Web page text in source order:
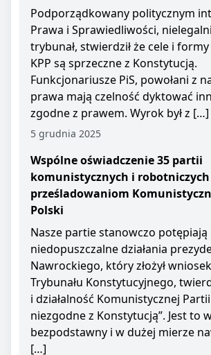
Podporządkowany politycznym
Prawa i Sprawiedliwości,
trybunał, stwierdził że cele i formy
KPP są sprzeczne z Konstytucją.
Funkcjonariusze PiS, powołani z
prawa mają czelność dyktować
zgodne z prawem. Wyrok był z […]
5 grudnia 2025
Wspólne oświadczenie 35 partii
komunistycznych i
prześladowaniom
Polski
Nasze partie stanowczo
niedopuszczalne działania
Nawrockiego, który złożył
Trybunału Konstytucyjnego,
i działalność Komunistycznej
niezgodne z Konstytucją”. Jest to
bezpodstawny i w dużej mierze
[…]